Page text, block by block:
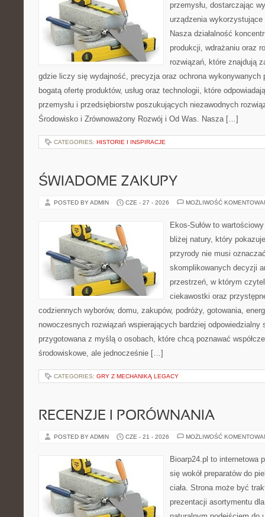
przemysłu, dostarczając
urządzenia
Nasza działalność
produkcji, wdrażaniu oraz
rozwiązań, które znajdują
gdzie liczy się wydajność, precyzja oraz ochrona wykonywanych
bogatą ofertę produktów, usług oraz technologii, które
przemysłu i przedsiębiorstw poszukujących niezawodnych
Środowisko i Zrównoważony Rozwój i Od Was. Nasza […]
CATEGORIES: HISTORIE I INSPIRACJE
ŚWIADOME ZAKUPY
POSTED BY ADMIN CZE - 27 - 2026 MOŻLIWOŚĆ
Ekos-Sułów to
bliżej natury, który
przyrody nie musi
skomplikowanych decyzji
przestrzeń, w którym
ciekawostki oraz
codziennych wyborów, domu, zakupów, podróży, gotowania,
nowoczesnych rozwiązań wspierających bardziej odpowiedzialny
przygotowana z myślą o osobach, które chcą poznawać
środowiskowe, ale jednocześnie […]
CATEGORIES: GRY Z MECHANIKĄ LEGACY
RECENZJE I PORÓWNANIA
POSTED BY ADMIN CZE - 21 - 2026 MOŻLIWOŚĆ
Bioarp24.pl to internetowa
się wokół preparatów do
ciała. Strona może być
prezentacji asortymentu